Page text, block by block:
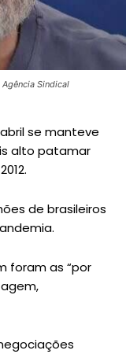
Sindical
se manteve
alto patamar
de brasileiros
foram as “por